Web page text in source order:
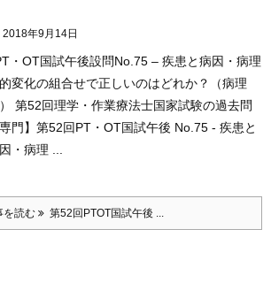
2018年9月14日
・OT国試午後設問No.75 – 疾患と病因・病理
変化の組合せで正しいのはどれか？（病理
第52回理学・作業療法士国家試験の過去問
専門】第52回PT・OT国試午後 No.75 - 疾患と
・病理 ...
を読む 第52回PTOT国試午後 ...